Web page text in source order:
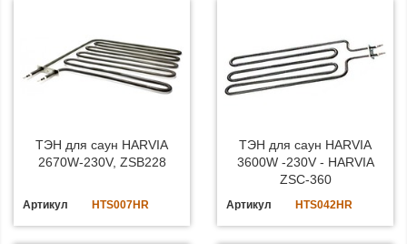
ТЭН для саун HARVIA
2670W-230V, ZSB228
Артикул HTS007HR
ТЭН для саун HARVIA
3600W -230V - HARVIA
ZSC-360
Артикул HTS042HR